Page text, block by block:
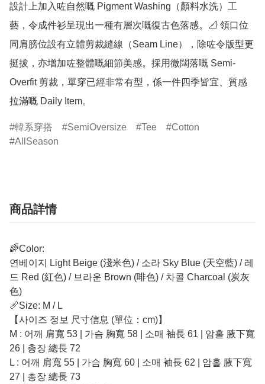
設計上加入咗自然嘅 Pigment Washing（顏料水洗）工
藝，令成件衫呈現出一種有層次嘅復古色落感。📐 領口位
同肩膀位設有立體剪裁縫線（Seam Line），除咗令版型更
挺拔，亦增加咗整體嘅細節美感。採用微闊落嘅 Semi-
Overfit 剪裁，單穿已經非常有型，係一件四季皆宜、質感
拉滿嘅 Daily Item。
韓系穿搭 SemiOversize Tee
Cotton
AllSeason
商品詳情
🌈Color:
연베이지 Light Beige (淺米色) / 소라 Sky Blue (天空藍) / 레
드 Red (紅色) / 브라운 Brown (啡色) / 차콜 Charcoal (炭灰
色)
📏Size: M / L
【사이즈 정보 尺寸信息 (單位：cm)】
M : 어깨 肩寬 53 | 가슴 胸寬 58 | 소매 袖長 61 | 암홀 腋下寬
26 | 총장 總長 72
L : 어깨 肩寬 55 | 가슴 胸寬 60 | 소매 袖長 62 | 암홀 腋下寬
27 | 총장 總長 73